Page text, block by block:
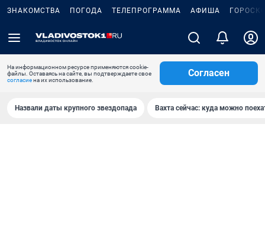
ЗНАКОМСТВА ПОГОДА ТЕЛЕПРОГРАММА АФИША
На информационном ресурсе применяются cookie-
файлы. Оставаясь на сайте, вы подтверждаете свое
согласиена их использование.
Согласен
Назвали даты крупного звездопада Вахта сейчас: куда можно